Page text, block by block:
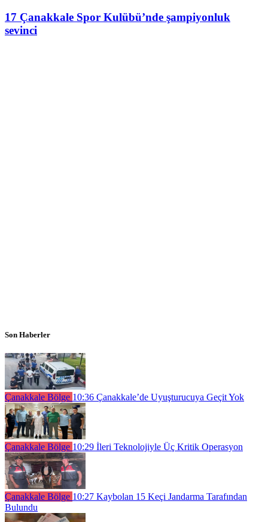
17 Çanakkale Spor Kulübü’nde şampiyonluk
sevinci
Son Haberler
Çanakkale Bölge 10:36 Çanakkale’de Uyuşturucuya Geçit Yok
Çanakkale Bölge 10:29 İleri Teknolojiyle Üç Kritik Operasyon
Çanakkale Bölge 10:27 Kaybolan 15 Keçi Jandarma Tarafından
Bulundu